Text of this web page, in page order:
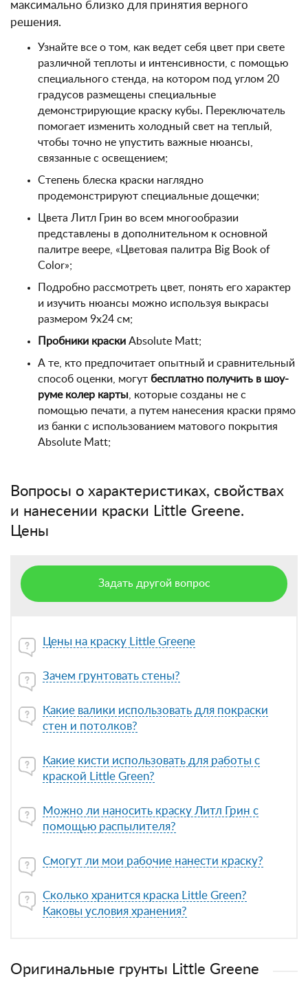
максимально близко для принятия верного
решения.
Узнайте все о том, как ведет себя цвет при свете
различной теплоты и интенсивности, с помощью
специального стенда, на котором под углом 20
градусов размещены специальные
демонстрирующие краску кубы. Переключатель
помогает изменить холодный свет на теплый,
чтобы точно не упустить важные нюансы,
связанные с освещением;
Степень блеска краски наглядно
продемонстрируют специальные дощечки;
Цвета Литл Грин во всем многообразии
представлены в дополнительном к основной
палитре веере, «Цветовая палитра Big Book of
Color»;
Подробно рассмотреть цвет, понять его характер
и изучить нюансы можно используя выкрасы
размером 9х24 см;
Пробники краски Absolute Matt;
А те, кто предпочитает опытный и сравнительный
способ оценки, могут бесплатно получить в шоу-
руме колер карты , которые созданы не с
помощью печати, а путем нанесения краски прямо
из банки с использованием матового покрытия
Absolute Matt;
Вопросы о характеристиках, свойствах
и нанесении краски Little Greene.
Цены
Задать другой вопрос
Цены на краску Little Greene
Зачем грунтовать стены?
Какие валики использовать для покраски
стен и потолков?
Какие кисти использовать для работы с
краской Little Green?
Можно ли наносить краску Литл Грин с
помощью распылителя?
Смогут ли мои рабочие нанести краску?
Сколько хранится краска Little Green?
Каковы условия хранения?
Оригинальные грунты Little Greene